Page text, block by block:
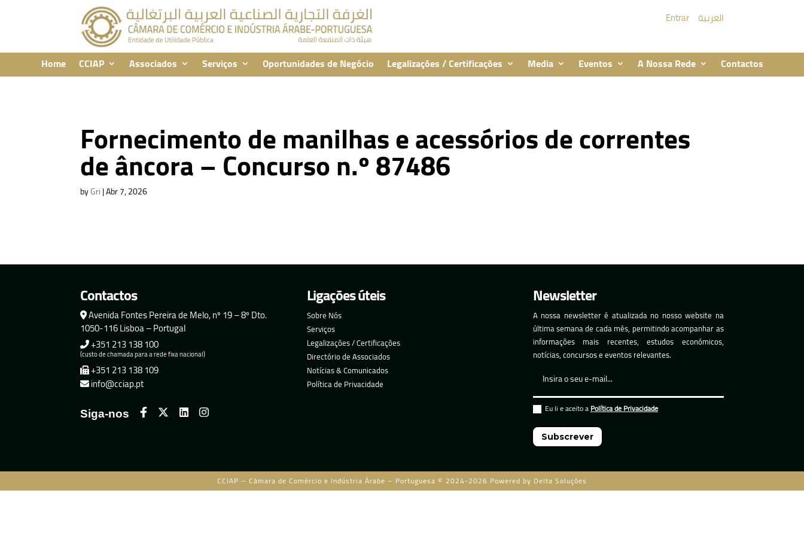
Entrar العربية
Home CCIAP Associados Serviços Oportunidades de Negócio Legalizações / Certificações Media Eventos A Nossa Rede Contactos
Fornecimento de manilhas e acessórios de correntes
de âncora – Concurso n.º 87486
byGri|Abr 7, 2026
Contactos
Avenida Fontes Pereira de Melo, nº 19 – 8º Dto.
1050-116 Lisboa – Portugal
+351 213 138 100
(custo de chamada para a rede fixa nacional)
+351 213 138 109
info@cciap.pt
Siga-nos
Ligações úteis
Sobre Nós
Serviços
Legalizações / Certificações
Directório de Associados
Notícias & Comunicados
Política de Privacidade
Newsletter
A nossa newsletter é atualizada no nosso website na
última semana de cada mês, permitindo acompanhar as
informações mais recentes, estudos económicos,
notícias, concursos e eventos relevantes.
Eu li e aceito aPolítica de Privacidade
Subscrever
CCIAP – Câmara de Comércio e Indústria Árabe – Portuguesa © 2024-2026 Powered by Delta Soluções